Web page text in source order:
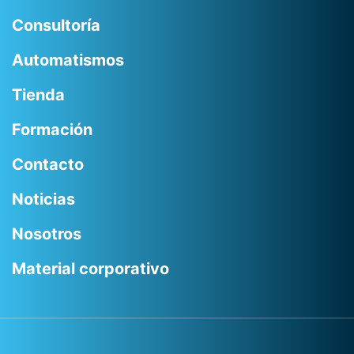
Consultoría
Automatismos
Tienda
Formación
Contacto
Noticias
Nosotros
Material corporativo